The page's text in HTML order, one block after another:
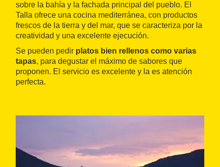
sobre la bahía y la fachada principal del pueblo. El
Talla ofrece una cocina mediterránea, con productos
frescos de la tierra y del mar, que se caracteriza por la
creatividad y una excelente ejecución.
Se pueden pedir platos bien rellenos como varias
tapas, para degustar el máximo de sabores que
proponen. El servicio es excelente y la es atención
perfecta.